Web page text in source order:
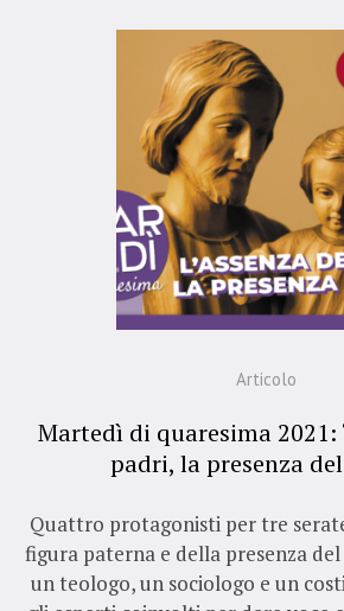
Articolo
Martedì di quaresima 2021:
padri, la presenza
Quattro protagonisti per tre
figura paterna e della presenza
un teologo, un sociologo e un